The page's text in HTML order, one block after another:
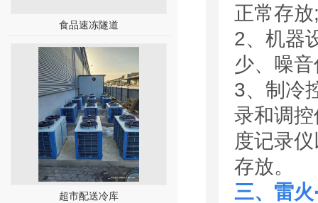
食品速冻隧道
超市配送冷库
正常存放
2、机器
少、噪
3、制冷
录和调
度记录
存放。
三、雷